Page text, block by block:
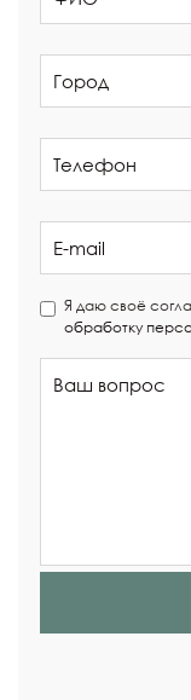
Я даю своё
обработку